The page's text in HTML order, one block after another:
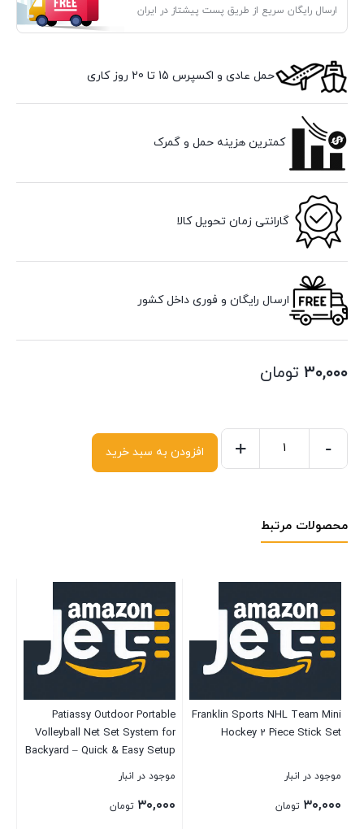
ارسال رایگان سریع از طریق پست پیشتاز در ایران
حمل عادی و اکسپرس 15 تا 20 روز کاری
کمترین هزینه حمل و گمرک
گارانتی زمان تحویل کالا
ارسال رایگان و فوری داخل کشور
۳۰,۰۰۰ تومان
-
+ افزودن به سبد خرید
محصولات مرتبط
Franklin Sports NHL Team Mini
Hockey 2 Piece Stick Set
موجود در انبار
۳۰,۰۰۰ تومان
Patiassy Outdoor Portable
Volleyball Net Set System for
Backyard – Quick & Easy Setup
and Carrying Bag
موجود در انبار
۳۰,۰۰۰ تومان